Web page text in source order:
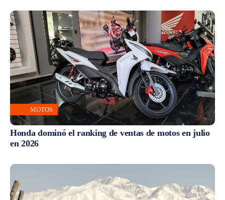
MOTOS
Honda dominó el ranking de ventas de motos en julio
en 2026